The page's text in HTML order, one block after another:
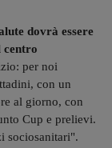
dovrà essere
centro
per noi
con un
al giorno, con
Cup e prelievi.
sociosanitari".